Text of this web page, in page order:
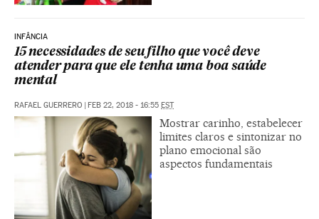
INFÂNCIA
15 necessidades de seu filho que você deve
atender para que ele tenha uma boa saúde
mental
RAFAEL GUERRERO | FEB 22, 2018 - 16:55 EST
Mostrar carinho, estabelecer
limites claros e sintonizar no
plano emocional são
aspectos fundamentais